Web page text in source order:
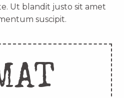
Ut blandit justo sit amet
suscipit.